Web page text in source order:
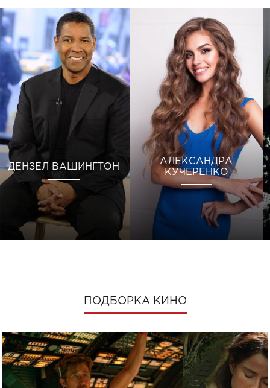
ДЕНЗЕЛ ВАШИНГТОН
АЛЕКСАНДРА
КУЧЕРЕНКО
ПОДБОРКА КИНО